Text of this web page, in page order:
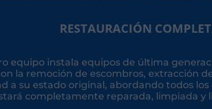
RESTAURACIÓN
equipo instala equipos de última
la remoción de escombros, extracción
a su estado original, abordando todos
completamente reparada, limpiada y